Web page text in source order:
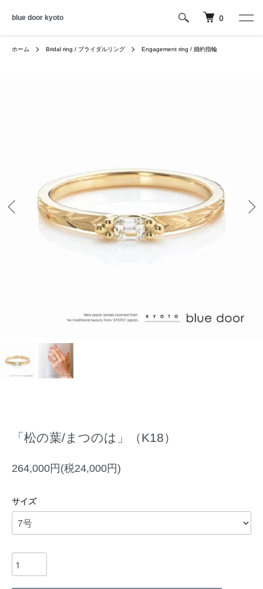
blue door kyoto 0
ホーム Bridal ring / ブライダルリング Engagement ring / 婚約指輪
「松の葉/まつのは」（K18）
264,000円(税24,000円)
サイズ